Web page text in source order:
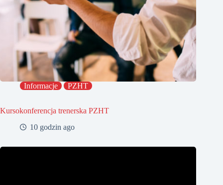
Informacje PZHT
Kursokonferencja trenerska PZHT
10 godzin ago